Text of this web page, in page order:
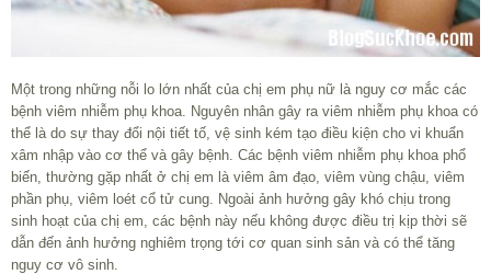
Một trong những nỗi lo lớn nhất của chị em phụ nữ là nguy cơ mắc các
bệnh viêm nhiễm phụ khoa. Nguyên nhân gây ra viêm nhiễm phụ khoa có
thể là do sự thay đổi nội tiết tố, vệ sinh kém tạo điều kiện cho vi khuẩn
xâm nhập vào cơ thể và gây bệnh. Các bệnh viêm nhiễm phụ khoa phổ
biến, thường gặp nhất ở chị em là viêm âm đạo, viêm vùng chậu, viêm
phần phụ, viêm loét cổ tử cung. Ngoài ảnh hưởng gây khó chịu trong
sinh hoạt của chị em, các bệnh này nếu không được điều trị kịp thời sẽ
dẫn đến ảnh hưởng nghiêm trọng tới cơ quan sinh sản và có thể tăng
nguy cơ vô sinh.